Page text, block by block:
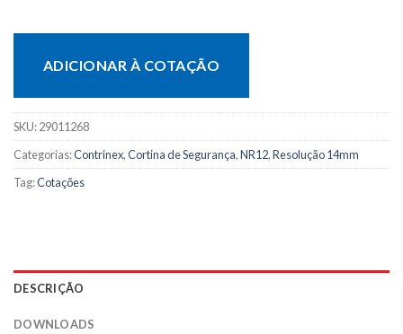
ADICIONAR À COTAÇÃO
SKU:29011268
Categorias:Contrinex,Cortina de Segurança,NR12,Resolução 14mm
Tag:Cotações
DESCRIÇÃO
DOWNLOADS